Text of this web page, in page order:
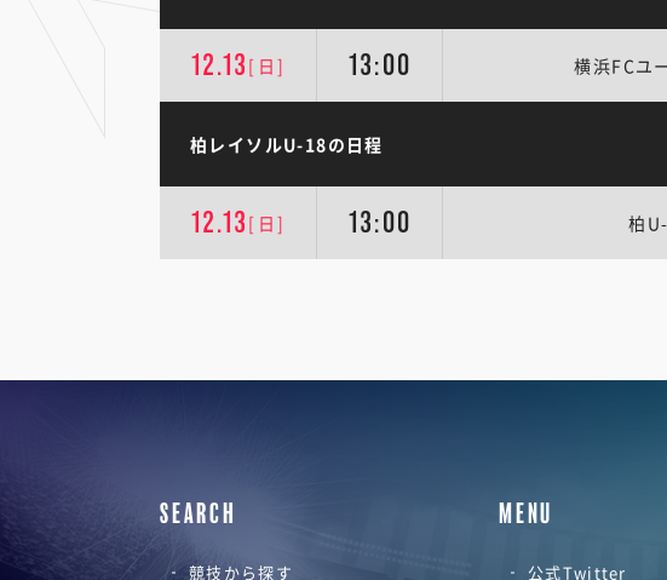
12.13 [日] 13:00 横浜FCユ
柏レイソルU-18の日程
12.13 [日] 13:00 柏
SEARCH
競技から探す
MENU
公式Twitter